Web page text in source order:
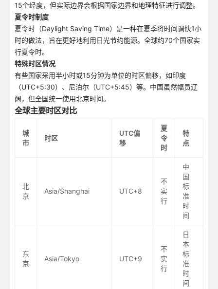
15个经度，但实际边界会根据国家边界和地理特征进行调整。
夏令时制度
夏令时（Daylight Saving Time）是一种在夏季将时间调快1小
时的做法，旨在更好地利用日光节约能源。全球约70个国家实
行夏令时。
特殊时区情况
有些国家采用半小时或15分钟为单位的时区偏移，如印度
（UTC+5:30）、尼泊尔（UTC+5:45）等。中国虽然幅员辽
阔，但全国统一使用北京时间。
全球主要时区对比
城
市
时区
UTC偏
移
夏
令
时
特
点
北
京
Asia/Shanghai UTC+8
不
实
行
中
国
标
准
时
间
东
京
Asia/Tokyo UTC+9
不
实
行
日
本
标
准
时
间